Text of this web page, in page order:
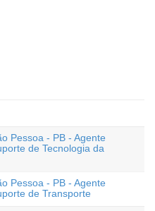
Pessoa - PB - Agente
de Tecnologia da
Pessoa - PB - Agente
de Transporte